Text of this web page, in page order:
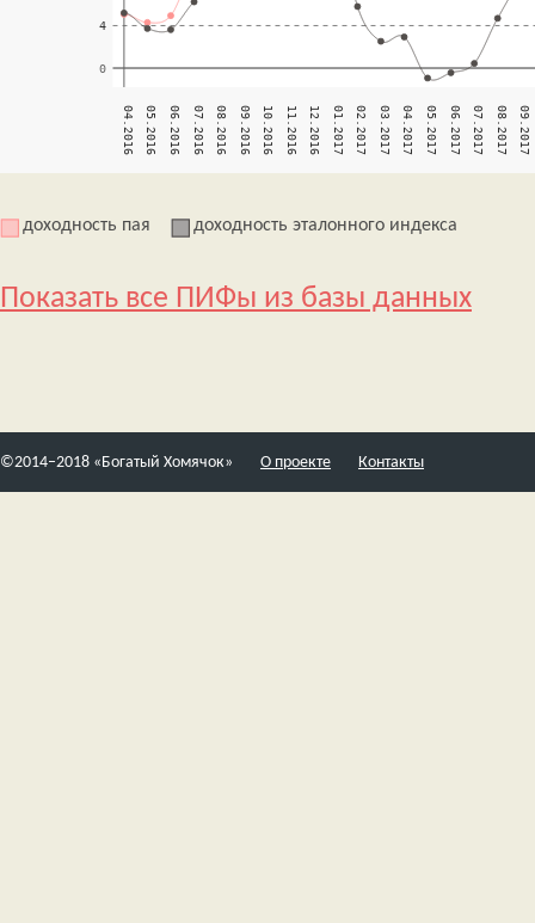
доходность пая доходность эталонного индекса
Показать все ПИФы из базы данных
©2014–2018 «Богатый Хомячок» О проекте Контакты